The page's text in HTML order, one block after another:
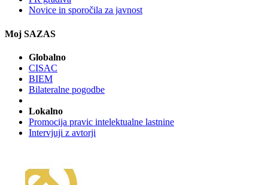
Novice in sporočila za javnost
Moj SAZAS
Globalno
CISAC
BIEM
Bilateralne pogodbe
Lokalno
Promocija pravic intelektualne lastnine
Intervjuji z avtorji